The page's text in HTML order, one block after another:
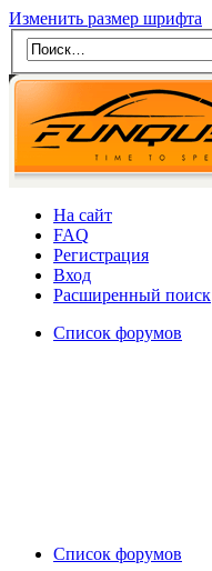
Изменить размер шрифта
На сайт
FAQ
Регистрация
Вход
Расширенный поиск
Список форумов
Список форумов